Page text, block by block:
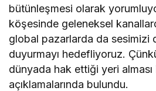
bütünleşmesi olarak
köşesinde geleneksel
global pazarlarda da sesimizi
duyurmayı hedefliyoruz.
dünyada hak ettiği yeri alması
açıklamalarında bulundu.